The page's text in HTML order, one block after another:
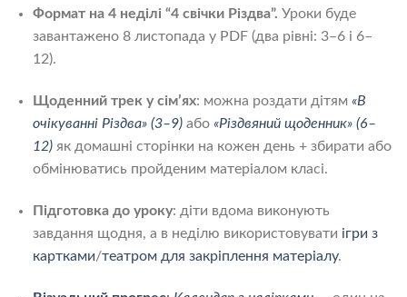
Формат на 4 неділі “4 свічки Різдва”. Уроки буде
завантажено 8 листопада у PDF (два рівні: 3–6 і 6–
12).
Щоденний трек у сім’ях: можна роздати дітям «В
очікуванні Різдва» (3–9)або «Різдвяний щоденник» (6–
12)як домашні сторінки на кожен день + збирати або
обмінюватись пройденим матеріалом класі.
Підготовка до уроку: діти вдома виконують
завдання щодня, а в неділю використовувати ігри з
картками/театром для закріплення матеріалу.